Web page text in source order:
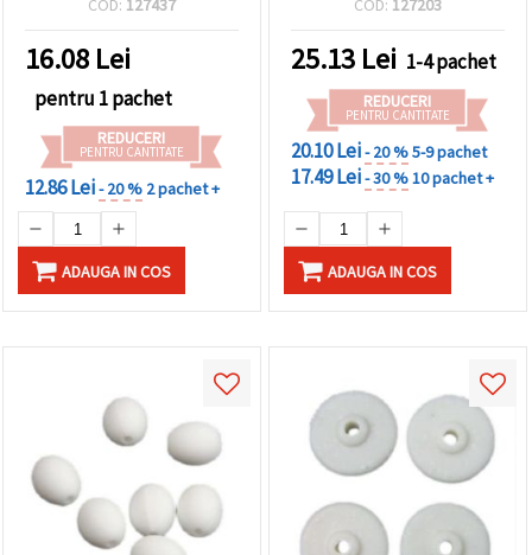
COD: 127437
16.08 Lei
pentru 1 pachet
REDUCERI
PENTRU CANTITATE
12.86 Lei- 20 % 2 pachet +
ADAUGA IN COS
buc.)
COD: 127203
25.13 Lei 1-4 pachet
REDUCERI
PENTRU CANTITATE
20.10 Lei- 20 %5-9 pachet
17.49 Lei- 30 %10 pachet +
ADAUGA IN COS